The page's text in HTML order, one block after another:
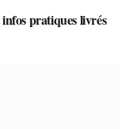
pratiques livrés